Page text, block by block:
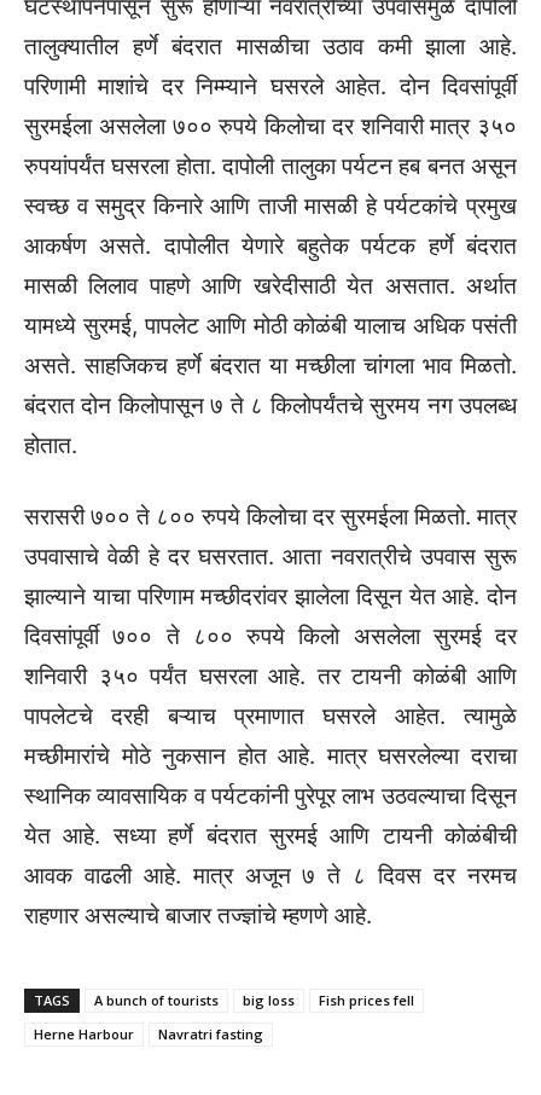
घटस्थापनेपासून सुरू होणाऱ्या नवरात्रीच्या उपवासमुळे दापोली
तालुक्यातील हर्णे बंदरात मासळीचा उठाव कमी झाला आहे.
परिणामी माशांचे दर निम्म्याने घसरले आहेत. दोन दिवसांपूर्वी
सुरमईला असलेला ७०० रुपये किलोचा दर शनिवारी मात्र ३५०
रुपयांपर्यंत घसरला होता. दापोली तालुका पर्यटन हब बनत असून
स्वच्छ व समुद्र किनारे आणि ताजी मासळी हे पर्यटकांचे प्रमुख
आकर्षण असते. दापोलीत येणारे बहुतेक पर्यटक हर्णे बंदरात
मासळी लिलाव पाहणे आणि खरेदीसाठी येत असतात. अर्थात
यामध्ये सुरमई, पापलेट आणि मोठी कोळंबी यालाच अधिक पसंती
असते. साहजिकच हर्णे बंदरात या मच्छीला चांगला भाव मिळतो.
बंदरात दोन किलोपासून ७ ते ८ किलोपर्यंतचे सुरमय नग उपलब्ध
होतात.
सरासरी ७०० ते ८०० रुपये किलोचा दर सुरमईला मिळतो. मात्र
उपवासाचे वेळी हे दर घसरतात. आता नवरात्रीचे उपवास सुरू
झाल्याने याचा परिणाम मच्छीदरांवर झालेला दिसून येत आहे. दोन
दिवसांपूर्वी ७०० ते ८०० रुपये किलो असलेला सुरमई दर
शनिवारी ३५० पर्यंत घसरला आहे. तर टायनी कोळंबी आणि
पापलेटचे दरही बऱ्याच प्रमाणात घसरले आहेत. त्यामुळे
मच्छीमारांचे मोठे नुकसान होत आहे. मात्र घसरलेल्या दराचा
स्थानिक व्यावसायिक व पर्यटकांनी पुरेपूर लाभ उठवल्याचा दिसून
येत आहे. सध्या हर्णे बंदरात सुरमई आणि टायनी कोळंबीची
आवक वाढली आहे. मात्र अजून ७ ते ८ दिवस दर नरमच
राहणार असल्याचे बाजार तज्ज्ञांचे म्हणणे आहे.
TAGS A bunch of tourists big loss
Fish prices fell
Herne Harbour
Navratri fasting